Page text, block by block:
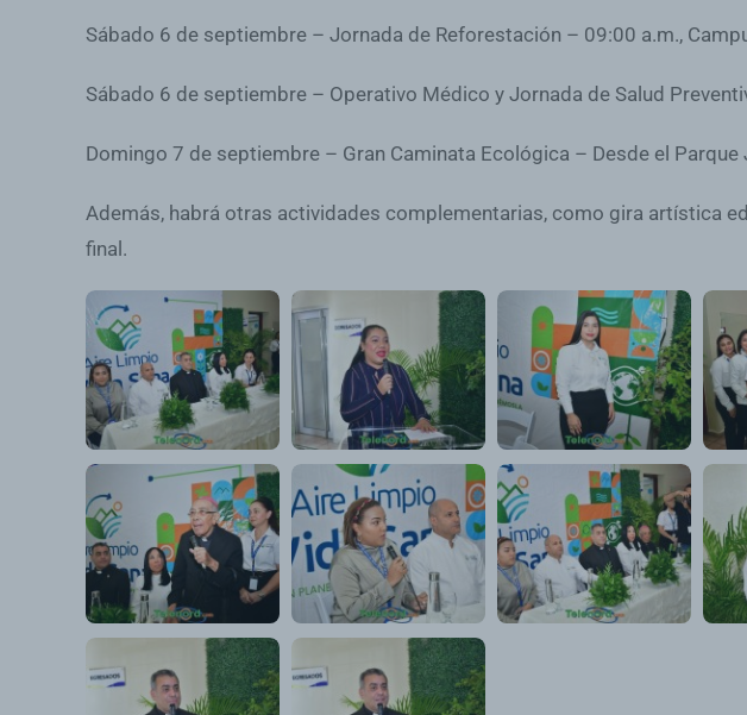
Sábado 6 de septiembre – Jornada de Reforestación – 09:00 a.m.,
Sábado 6 de septiembre – Operativo Médico y Jornada de Salud
Domingo 7 de septiembre – Gran Caminata Ecológica – Desde el
Además, habrá otras actividades complementarias, como gira artística
final.